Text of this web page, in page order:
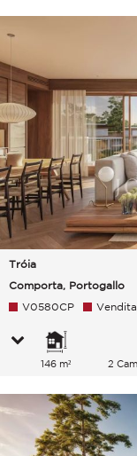
Tróia
Comporta, Portogallo
V0580CP Vendita
146 m² 2